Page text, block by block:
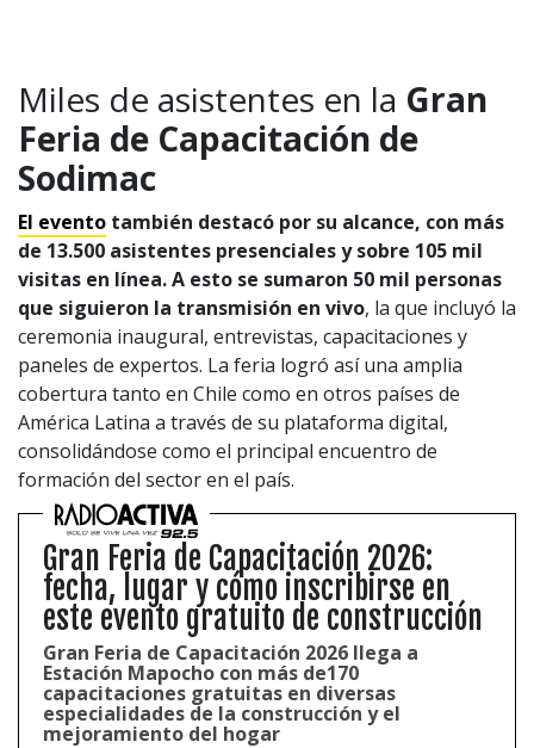
Miles de asistentes en la Gran
Feria de Capacitación de
Sodimac
El evento también destacó por su alcance, con más
de 13.500 asistentes presenciales y sobre 105 mil
visitas en línea. A esto se sumaron 50 mil personas
que siguieron la transmisión en vivo, la que incluyó la
ceremonia inaugural, entrevistas, capacitaciones y
paneles de expertos. La feria logró así una amplia
cobertura tanto en Chile como en otros países de
América Latina a través de su plataforma digital,
consolidándose como el principal encuentro de
formación del sector en el país.
Gran Feria de Capacitación 2026:
fecha, lugar y cómo inscribirse en
este evento gratuito de construcción
Gran Feria de Capacitación 2026 llega a
Estación Mapocho con más de170
capacitaciones gratuitas en diversas
especialidades de la construcción y el
mejoramiento del hogar